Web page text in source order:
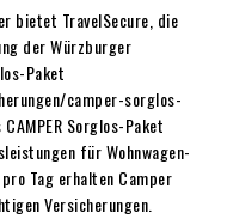
bietet TravelSecure, die
der Würzburger
Paket
camper-sorglos-
Sorglos-Paket
für Wohnwagen-
Tag erhalten Camper
Versicherungen.